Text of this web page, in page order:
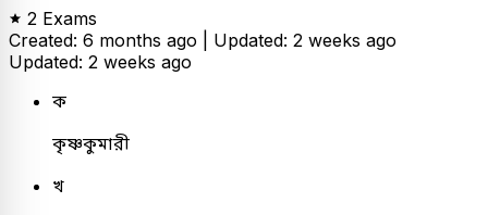
2 Exams
Created: 6 months ago | Updated: 2 weeks ago
Updated: 2 weeks ago
ক
কৃষ্ণকুমারী
খ